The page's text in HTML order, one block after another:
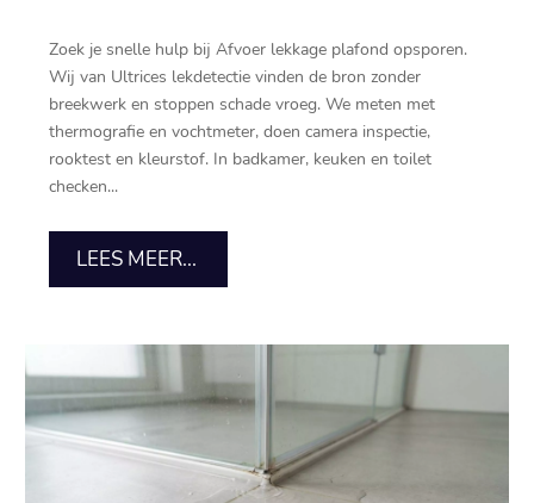
Zoek je snelle hulp bij Afvoer lekkage plafond opsporen.
Wij van Ultrices lekdetectie vinden de bron zonder
breekwerk en stoppen schade vroeg. We meten met
thermografie en vochtmeter, doen camera inspectie,
rooktest en kleurstof. In badkamer, keuken en toilet
checken...
LEES MEER...